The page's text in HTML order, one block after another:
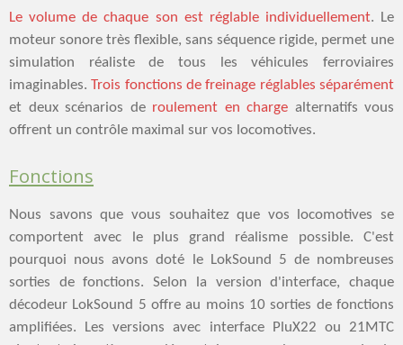
Le volume de chaque son est réglable individuellement. Le
moteur sonore très flexible, sans séquence rigide, permet une
simulation réaliste de tous les véhicules ferroviaires
imaginables.Trois fonctions de freinage réglables séparément
et deux scénarios de roulement en charge alternatifs vous
offrent un contrôle maximal sur vos locomotives.
Fonctions
Nous savons que vous souhaitez que vos locomotives se
comportent avec le plus grand réalisme possible. C'est
pourquoi nous avons doté le LokSound 5 de nombreuses
sorties de fonctions. Selon la version d'interface, chaque
décodeur LokSound 5 offre au moins 10 sorties de fonctions
amplifiées. Les versions avec interface PluX22 ou 21MTC